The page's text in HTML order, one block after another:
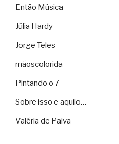
Então Música
Júlia Hardy
Jorge Teles
mãoscolorida
Pintando o 7
Sobre isso e aquilo…
Valéria de Paiva